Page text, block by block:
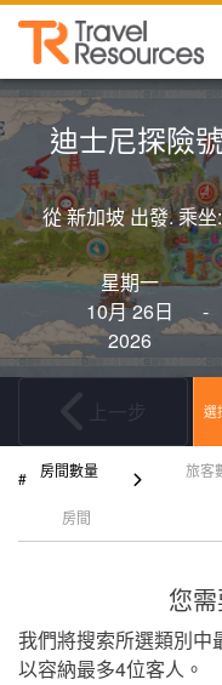
迪士尼探險
從 新加坡 出發. 乘
星期一
10月 26日
2026
-
選
房間數量 旅客
房間
您
我們將搜索所選類別中
以容納最多4位客人。